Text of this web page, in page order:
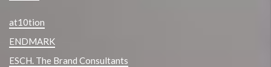
at10tion
ENDMARK
ESCH. The Brand Consultants